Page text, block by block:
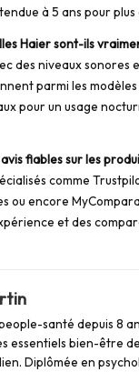
à 5 ans pour
Haier sont-ils
des niveaux sonores
parmi les
pour un usage
fiables sur les
comme
ou encore
et des
santé depuis 8
essentiels bien-être
Diplômée en